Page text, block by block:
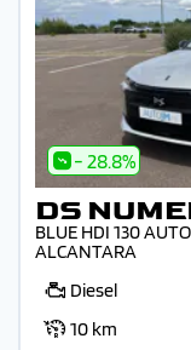
- 28.8%
DS
BLUE HDI 130
ALCANTARA
Diesel
10 km